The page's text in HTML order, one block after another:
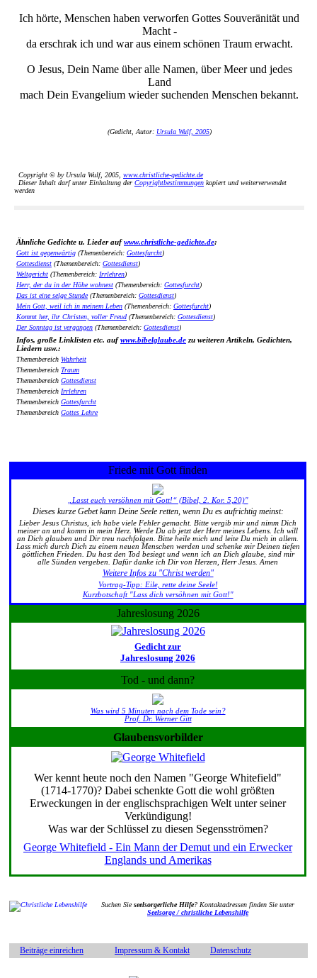
Ich hörte, Menschen haben verworfen Gottes Souveränität und
Macht -
da erschrak ich und war aus einem schönen Traum erwacht.
O Jesus, Dein Name über alle Namen, über Meer und jedes
Land
mach Dein Evangelium wieder suchenden Menschen bekannt.
(Gedicht, Autor: Ursula Wulf, 2005)
Copyright © by Ursula Wulf, 2005, www.christliche-gedichte.de
Dieser Inhalt darf unter Einhaltung der Copyrightbestimmungen kopiert und weiterverwendet
werden
Ähnliche Gedichte u. Lieder aufwww.christliche-gedichte.de:
Gott ist gegenwärtig (Themenbereich: Gottesfurcht)
Gottesdienst (Themenbereich: Gottesdienst)
Weltgericht (Themenbereich: Irrlehren)
Herr, der du in der Höhe wohnest (Themenbereich: Gottesfurcht)
Das ist eine selge Stunde(Themenbereich: Gottesdienst)
Mein Gott, weil ich in meinem Leben (Themenbereich: Gottesfurcht)
Kommt her, ihr Christen, voller Freud (Themenbereich: Gottesdienst)
Der Sonntag ist vergangen (Themenbereich: Gottesdienst)
Infos, große Linklisten etc. aufwww.bibelglaube.de zu weiteren Artikeln, Gedichten,
Liedern usw.:
Themenbereich Wahrheit
Themenbereich Traum
Themenbereich Gottesdienst
Themenbereich Irrlehren
Themenbereich Gottesfurcht
Themenbereich Gottes Lehre
Friede mit Gott finden
„Lasst euch versöhnen mit Gott!“ (Bibel, 2. Kor. 5,20)"
Dieses kurze Gebet kann Deine Seele retten, wenn Du es aufrichtig meinst:
Lieber Jesus Christus, ich habe viele Fehler gemacht. Bitte vergib mir und nimm Dich
meiner an und komm in mein Herz. Werde Du ab jetzt der Herr meines Lebens. Ich will
an Dich glauben und Dir treu nachfolgen. Bitte heile mich und leite Du mich in allem.
Lass mich durch Dich zu einem neuen Menschen werden und schenke mir Deinen tiefen
göttlichen Frieden. Du hast den Tod besiegt und wenn ich an Dich glaube, sind mir
alle Sünden vergeben. Dafür danke ich Dir von Herzen, Herr Jesus. Amen
Weitere Infos zu "Christ werden"
Vortrag-Tipp: Eile, rette deine Seele!
Kurzbotschaft "Lass dich versöhnen mit Gott!"
Jahreslosung 2026
Gedicht zur
Jahreslosung 2026
Tod - und dann?
Was wird 5 Minuten nach dem Tode sein?
Prof. Dr. Werner Gitt
Glaubensvorbilder
Wer kennt heute noch den Namen "George Whitefield"
(1714-1770)? Dabei schenkte Gott die wohl größten
Erweckungen in der englischsprachigen Welt unter seiner
Verkündigung!
Was war der Schlüssel zu diesen Segensströmen?
George Whitefield - Ein Mann der Demut und ein Erwecker
Englands und Amerikas
Suchen Sieseelsorgerliche Hilfe? Kontaktadressen finden Sie unter
Seelsorge / christliche Lebenshilfe
Beiträge einreichen Impressum & Kontakt Datenschutz